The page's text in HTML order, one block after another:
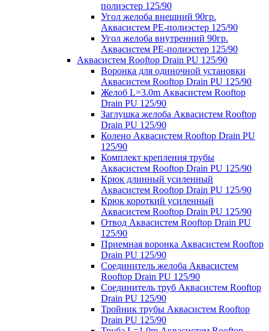
полиэстер 125/90
Угол желоба внешний 90гр.
Аквасистем PE-полиэстер 125/90
Угол желоба внутренний 90гр.
Аквасистем PE-полиэстер 125/90
Аквасистем Rooftop Drain PU 125/90
Воронка для одиночной установки
Аквасистем Rooftop Drain PU 125/90
Желоб L=3.0m Аквасистем Rooftop
Drain PU 125/90
Заглушка желоба Аквасистем Rooftop
Drain PU 125/90
Колено Аквасистем Rooftop Drain PU
125/90
Комплект крепления трубы
Аквасистем Rooftop Drain PU 125/90
Крюк длинный усиленный
Аквасистем Rooftop Drain PU 125/90
Крюк короткий усиленный
Аквасистем Rooftop Drain PU 125/90
Отвод Аквасистем Rooftop Drain PU
125/90
Приемная воронка Аквасистем Rooftop
Drain PU 125/90
Соединитель желоба Аквасистем
Rooftop Drain PU 125/90
Соединитель труб Аквасистем Rooftop
Drain PU 125/90
Тройник трубы Аквасистем Rooftop
Drain PU 125/90